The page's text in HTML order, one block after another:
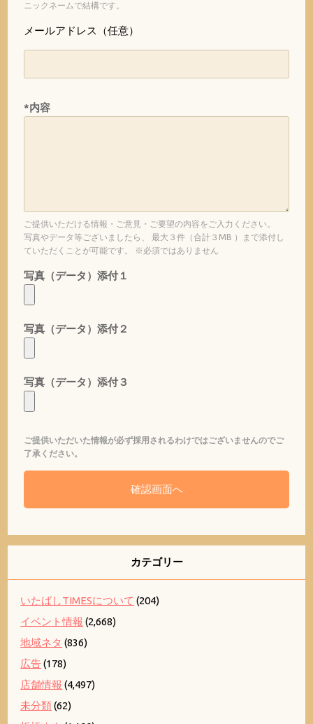
ニックネームで結構です。
メールアドレス（任意）
*内容
ご提供いただける情報・ご意見・ご要望の内容をご入力ください。
写真やデータ等ございましたら、 最大３件（合計３MB ）まで添付し
ていただくことが可能です。 ※必須ではありません
写真（データ）添付１
写真（データ）添付２
写真（データ）添付３
ご提供いただいた情報が必ず採用されるわけではございませんのでご
了承ください。
カテゴリー
いたばしTIMESについて (204)
イベント情報 (2,668)
地域ネタ (836)
広告(178)
店舗情報 (4,497)
未分類(62)